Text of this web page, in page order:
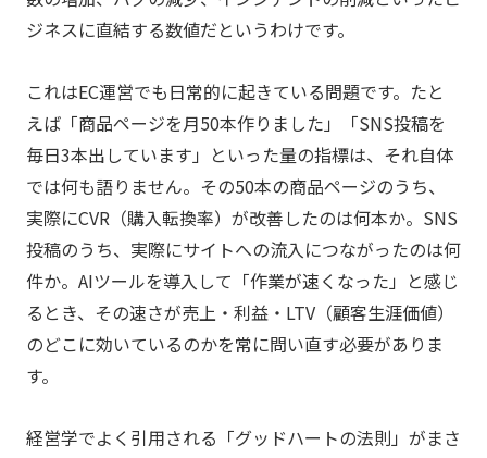
ジネスに直結する数値だというわけです。
これはEC運営でも日常的に起きている問題です。たと
えば「商品ページを月50本作りました」「SNS投稿を
毎日3本出しています」といった量の指標は、それ自体
では何も語りません。その50本の商品ページのうち、
実際にCVR（購入転換率）が改善したのは何本か。SNS
投稿のうち、実際にサイトへの流入につながったのは何
件か。AIツールを導入して「作業が速くなった」と感じ
るとき、その速さが売上・利益・LTV（顧客生涯価値）
のどこに効いているのかを常に問い直す必要がありま
す。
経営学でよく引用される「グッドハートの法則」がまさ